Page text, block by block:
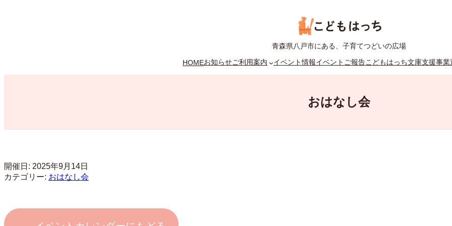
青森県八戸市にある、子育てつどいの広場
HOMEお知らせご利用案内 イベント情報イベントご報告こどもはっち文庫支援事業
おはなし会
開催日: 2025年9月14日
カテゴリー: おはなし会